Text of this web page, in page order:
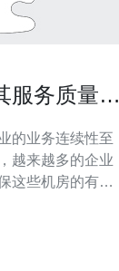
服务质量评
的业务连续性至
越来越多的企业
这些机房的有效
为什么越